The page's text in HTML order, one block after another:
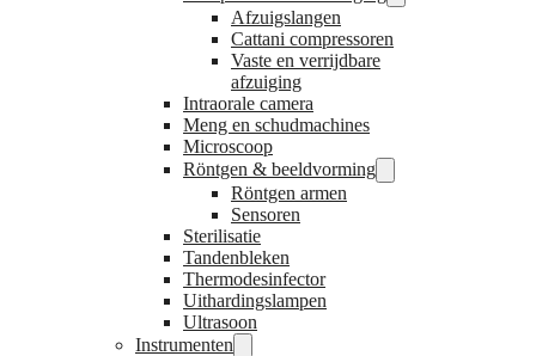
Afzuigslangen
Cattani compressoren
Vaste en verrijdbare
afzuiging
Intraorale camera
Meng en schudmachines
Microscoop
Röntgen & beeldvorming
Röntgen armen
Sensoren
Sterilisatie
Tandenbleken
Thermodesinfector
Uithardingslampen
Ultrasoon
Instrumenten